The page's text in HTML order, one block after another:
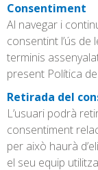
Consentiment
Al navegar i
consentint l’ús de
terminis
present Política
Retirada del
L’usuari podrà
consentiment
per això haurà
el seu equip